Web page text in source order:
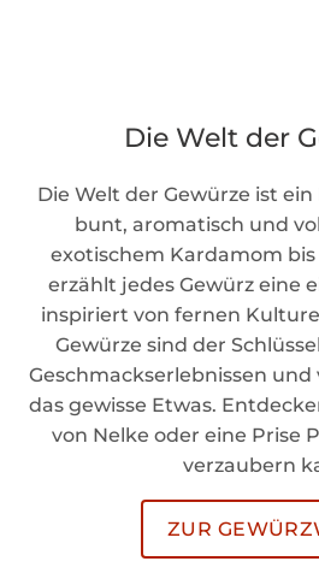
Die Welt der
Die Welt der Gewürze ist ein
bunt, aromatisch und
exotischem Kardamom
erzählt jedes Gewürz eine
inspiriert von fernen
Gewürze sind der
Geschmackserlebnissen
das gewisse Etwas.
von Nelke oder eine Prise
verzaubern
ZUR